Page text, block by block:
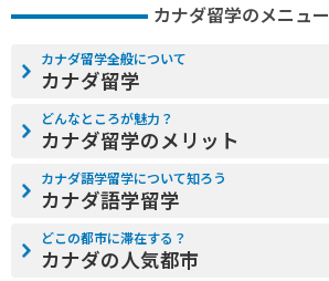
カナダ留学のメニュー
カナダ留学全般について
カナダ留学
どんなところが魅力？
カナダ留学のメリット
カナダ語学留学について知ろう
カナダ語学留学
どこの都市に滞在する？
カナダの人気都市